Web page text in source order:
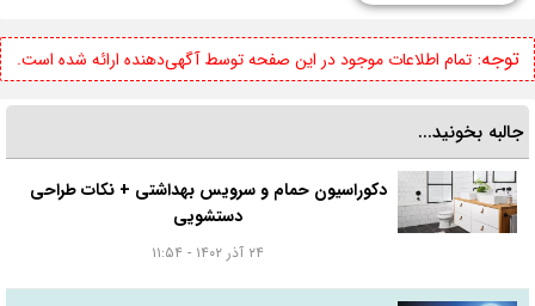
توجه:تمام اطلاعات موجود در این صفحه توسط آگهی‌دهنده ارائه شده است.
جالبه بخونید...
دکوراسیون حمام و سرویس بهداشتی + نکات طراحی
دستشویی
۲۴ آذر ۱۴۰۲ - ۱۱:۵۴